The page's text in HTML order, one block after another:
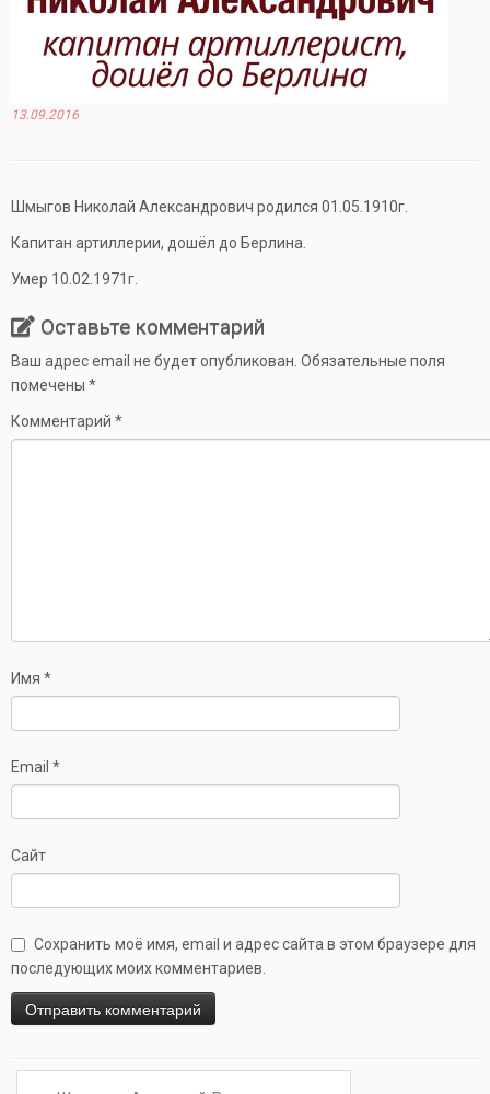
13.09.2016
Шмыгов Николай Александрович родился 01.05.1910г.
Капитан артиллерии, дошёл до Берлина.
Умер 10.02.1971г.
Оставьте комментарий
Ваш адрес email не будет опубликован. Обязательные поля
помечены *
Комментарий *
Имя *
Email *
Сайт
Сохранить моё имя, email и адрес сайта в этом браузере для
последующих моих комментариев.